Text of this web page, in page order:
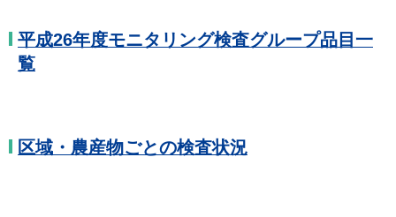
平成26年度モニタリング検査グループ品目一
覧
区域・農産物ごとの検査状況